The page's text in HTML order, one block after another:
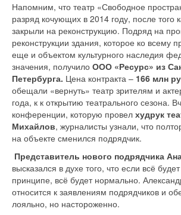
Напомним, что театр «Свободное
разряд кочующих в 2014 году, после того
закрыли на реконструкцию. Подряд на
реконструкции здания, которое ко всему
еще и объектом культурного наследия
значения, получило ООО «Ресурс» из
Петербурга. Цена контракта – 166 млн
обещали «вернуть» театр зрителям и
года, к к открытию театрального сезона.
конференции, которую провел худрук
Михайлов, журналисты узнали, что
на объекте сменился подрядчик.
Представитель нового подрядчика
высказался в духе того, что если всё
принципе, всё будет нормально.
относится к заявлениям подрядчиков и
лояльно, но настороженно.